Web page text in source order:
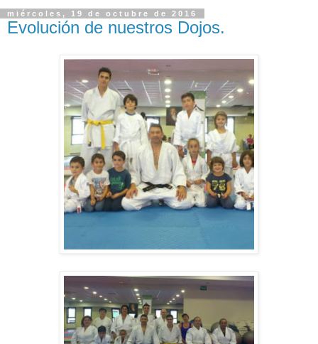
miércoles, 19 de octubre de 2016
Evolución de nuestros Dojos.